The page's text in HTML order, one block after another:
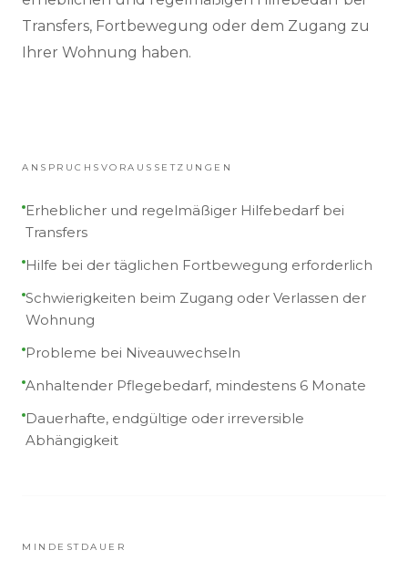
Transfers, Fortbewegung oder dem Zugang zu
Ihrer Wohnung haben.
ANSPRUCHSVORAUSSETZUNGEN
Erheblicher und regelmäßiger Hilfebedarf bei
Transfers
Hilfe bei der täglichen Fortbewegung erforderlich
Schwierigkeiten beim Zugang oder Verlassen der
Wohnung
Probleme bei Niveauwechseln
Anhaltender Pflegebedarf, mindestens 6 Monate
Dauerhafte, endgültige oder irreversible
Abhängigkeit
MINDESTDAUER